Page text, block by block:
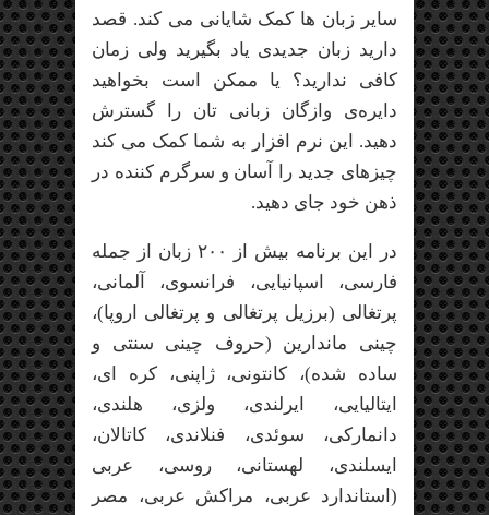
سایر زبان ها کمک شایانی می کند. قصد
دارید زبان جدیدی یاد بگیرید ولی زمان
کافی ندارید؟ یا ممکن است بخواهید
دایره‌ی وازگان زبانی تان را گسترش
دهید. این نرم افزار به شما کمک می کند
چیزهای جدید را آسان و سرگرم کننده در
ذهن خود جای دهید.
در این برنامه بیش از ۲۰۰ زبان از جمله
فارسی، اسپانیایی، فرانسوی، آلمانی،
پرتغالی (برزیل پرتغالی و پرتغالی اروپا)،
چینی ماندارین (حروف چینی سنتی و
ساده شده)، کانتونی، ژاپنی، کره ای،
ایتالیایی، ایرلندی، ولزی، هلندی،
دانمارکی، سوئدی، فنلاندی، کاتالان،
ایسلندی، لهستانی، روسی، عربی
(استاندارد عربی، مراکش عربی، مصر